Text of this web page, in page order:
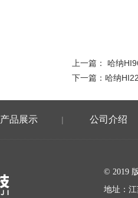
上一篇： 哈纳
下一篇： 哈纳
产品展示 | 公司介绍
© 2019
地址：